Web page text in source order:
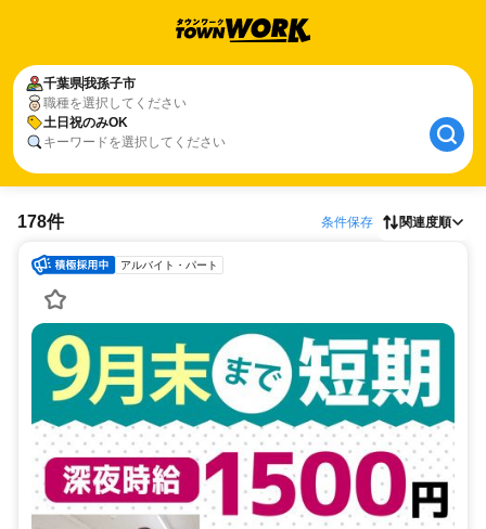
千葉県我孫子市
職種を選択してください
土日祝のみOK
キーワードを選択してください
178件 条件保存 関連度順
アルバイト・パート